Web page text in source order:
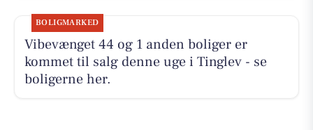
BOLIGMARKED
Vibevænget 44 og 1 anden boliger er
kommet til salg denne uge i Tinglev - se
boligerne her.